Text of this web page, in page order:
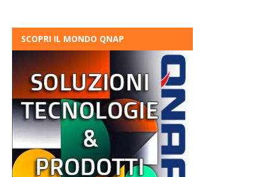
SCOPRI IL MONDO QNAP